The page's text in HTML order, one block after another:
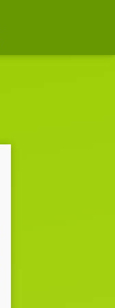
FFH